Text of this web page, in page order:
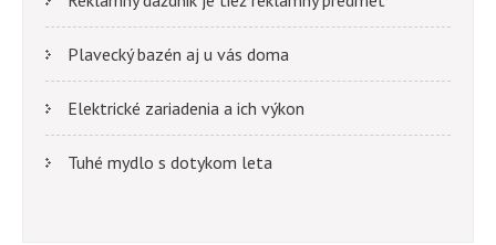
Plavecký bazén aj u vás doma
Elektrické zariadenia a ich výkon
Tuhé mydlo s dotykom leta